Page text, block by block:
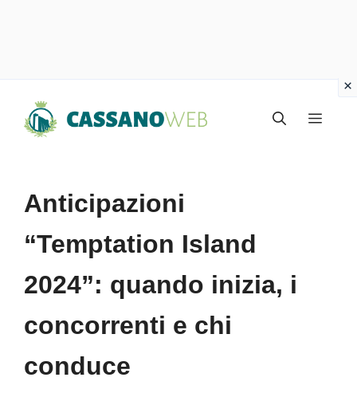
Menu
Anticipazioni
“Temptation Island
2024”: quando inizia, i
concorrenti e chi
conduce